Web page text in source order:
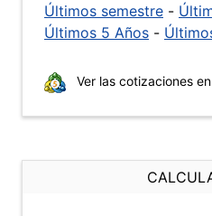
Últimos semestre -
Últimos 5 Años -
Ver las cotizaciones en